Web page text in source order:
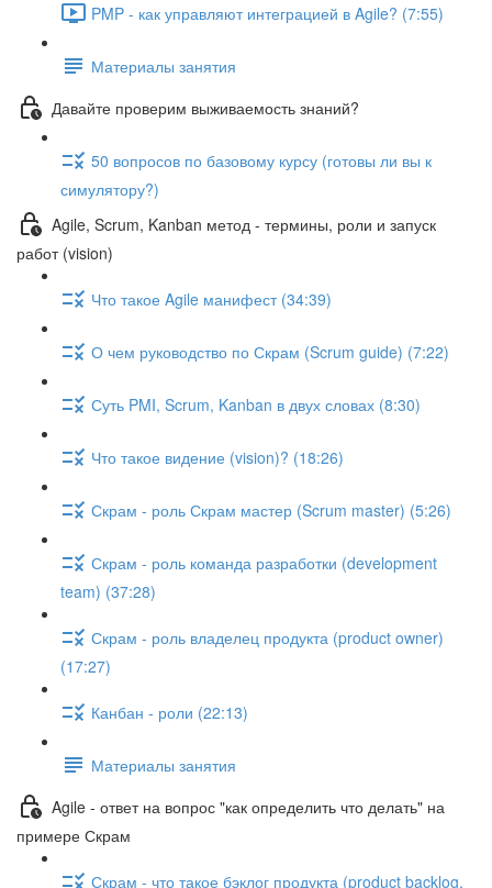
PMP - как управляют интеграцией в Agile? (7:55)
Материалы занятия
Давайте проверим выживаемость знаний?
50 вопросов по базовому курсу (готовы ли вы к
симулятору?)
Agile, Scrum, Kanban метод - термины, роли и запуск
работ (vision)
Что такое Agile манифест (34:39)
О чем руководство по Скрам (Scrum guide) (7:22)
Суть PMI, Scrum, Kanban в двух словах (8:30)
Что такое видение (vision)? (18:26)
Скрам - роль Скрам мастер (Scrum master) (5:26)
Скрам - роль команда разработки (development
team) (37:28)
Скрам - роль владелец продукта (product owner)
(17:27)
Канбан - роли (22:13)
Материалы занятия
Agile - ответ на вопрос "как определить что делать" на
примере Скрам
Скрам - что такое бэклог продукта (product backlog,